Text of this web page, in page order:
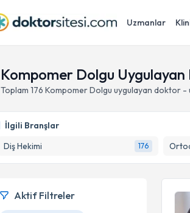
Uzmanlar
Kompomer Dolgu
Toplam 176 Kompomer Dolgu uygulayan doktor -
İlgili Branşlar
Diş Hekimi
176
Aktif Filtreler